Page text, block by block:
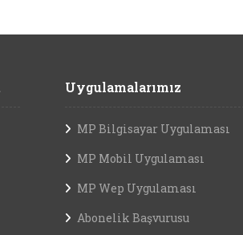
Uygulamalarımız
MP Bilgisayar Uygulaması
MP Mobil Uygulaması
MP Wep Uygulaması
Abonelik Başvurusu